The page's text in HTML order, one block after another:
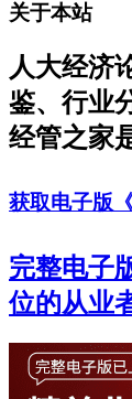
关于本站
人大经济
鉴、行业
经管之家
获取电子版
完整电子
位的从业